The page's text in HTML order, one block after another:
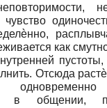
чувство
как
пустоты,
Отсюда
в общении,